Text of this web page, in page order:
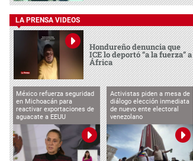
LA PRENSA VIDEOS
Hondureño denuncia que
ICE lo deportó “a la fuerza” a
África
México refuerza seguridad
en Michoacán para
reactivar exportaciones de
aguacate a EEUU
Activistas piden a mesa de
diálogo elección inmediata
de nuevo ente electoral
venezolano